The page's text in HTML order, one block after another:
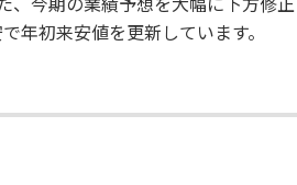
年初来安値を更新しています。